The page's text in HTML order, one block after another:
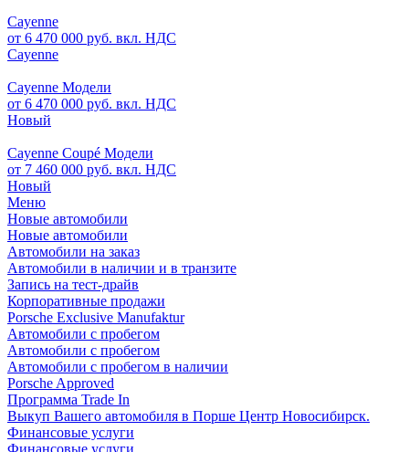
Cayenne
от 6 470 000 руб. вкл. НДС
Cayenne
Cayenne Модели
от 6 470 000 руб. вкл. НДС
Новый
Cayenne Coupé Модели
от 7 460 000 руб. вкл. НДС
Новый
Меню
Новые автомобили
Новые автомобили
Автомобили на заказ
Автомобили в наличии и в транзите
Запись на тест-драйв
Корпоративные продажи
Porsche Exclusive Manufaktur
Автомобили с пробегом
Автомобили с пробегом
Автомобили с пробегом в наличии
Porsche Approved
Программа Trade In
Выкуп Вашего автомобиля в Порше Центр Новосибирск.
Финансовые услуги
Финансовые услуги